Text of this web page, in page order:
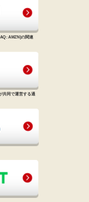
AMZN)の関連
共同で運営する通